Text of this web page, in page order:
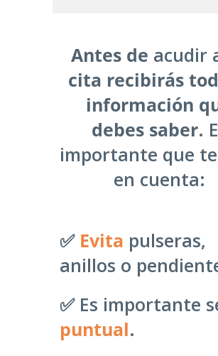
Antes de acudir
cita recibirás
información
debes saber.
importante que
en cuenta:
✅ Evita pulseras,
anillos o
✅ Es importante
puntual.